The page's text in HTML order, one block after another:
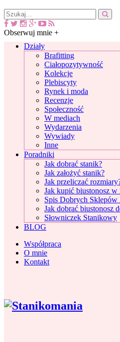
Obserwuj mnie +
Działy
Brafitting
Ciałopozytywność
Kolekcje
Plebiscyty
Rynek i moda
Recenzje
Społeczność
W mediach
Wydarzenia
Wywiady
Inne
Poradniki
Jak dobrać stanik?
Jak założyć stanik?
Jak przeliczać
Jak kupić biustonosz w
Spis Dobrych Sklepów
Jak dobrać biustonosz
Słowniczek Stanikowy
BLOG
Współpraca
O mnie
Kontakt